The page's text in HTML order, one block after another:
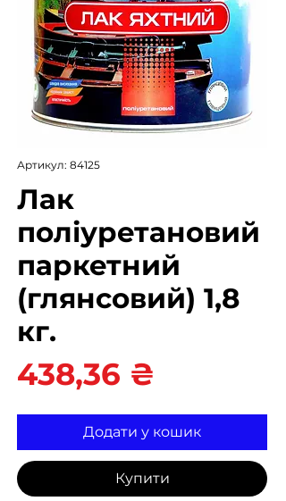
Артикул: 84125
Лак
поліуретановий
паркетний
(глянсовий) 1,8
кг.
438,36 ₴
Додати у кошик
Купити